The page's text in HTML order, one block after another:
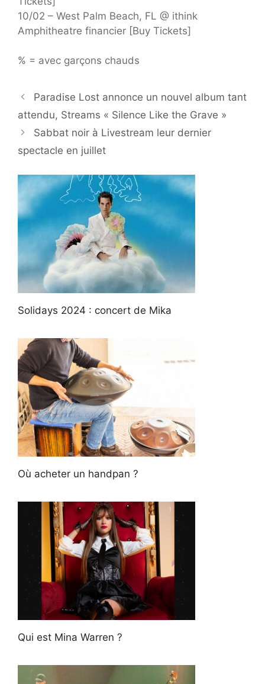
10/02 – West Palm Beach, FL @ ithink
Amphitheatre financier [Buy Tickets]
% = avec garçons chauds
Paradise Lost annonce un nouvel album tant
attendu, Streams « Silence Like the Grave »
Sabbat noir à Livestream leur dernier
spectacle en juillet
Solidays 2024 : concert de Mika
Où acheter un handpan ?
Qui est Mina Warren ?